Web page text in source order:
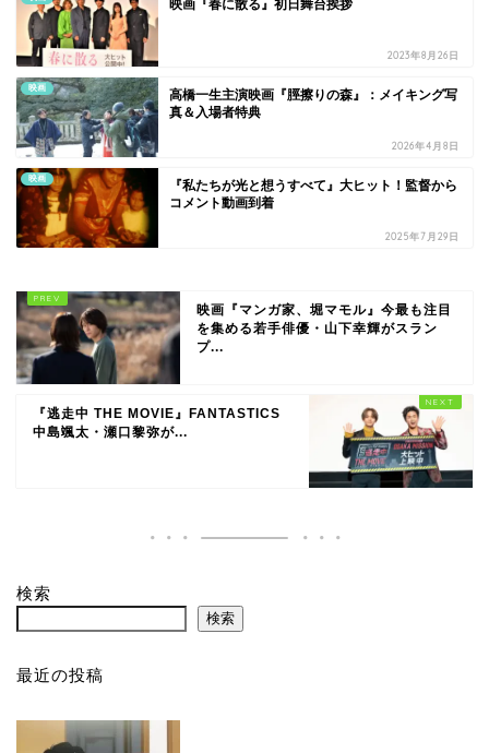
映画『春に散る』初日舞台挨拶
2023年8月26日
映画
高橋一生主演映画『脛擦りの森』：メイキング写
真＆入場者特典
2026年4月8日
映画
『私たちが光と想うすべて』大ヒット！監督から
コメント動画到着
2025年7月29日
映画『マンガ家、堀マモル』今最も注目
を集める若手俳優・山下幸輝がスラン
プ...
『逃走中 THE MOVIE』FANTASTICS
中島颯太・瀬口黎弥が...
検索
検索
最近の投稿